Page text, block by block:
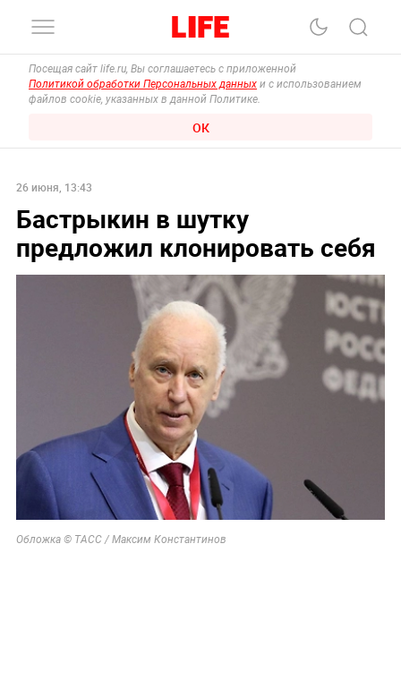
Посещая сайт life.ru, Вы соглашаетесь с приложенной
Политикой обработки Персональных данных и с использованием
файлов cookie, указанных в данной Политике.
ОК
26 июня, 13:43
Бастрыкин в шутку
предложил клонировать себя
Обложка © ТАСС / Максим Константинов